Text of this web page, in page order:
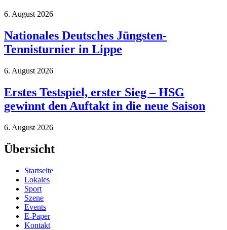
6. August 2026
Nationales Deutsches Jüngsten-
Tennisturnier in Lippe
6. August 2026
Erstes Testspiel, erster Sieg – HSG
gewinnt den Auftakt in die neue Saison
6. August 2026
Übersicht
Startseite
Lokales
Sport
Szene
Events
E-Paper
Kontakt